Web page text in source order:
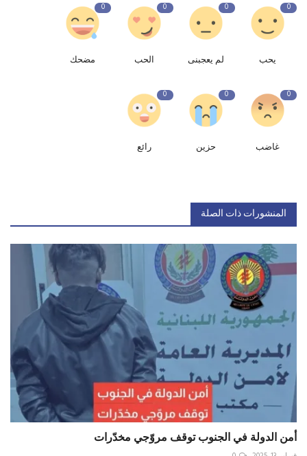
0
يحب
0
لم يعجبنى
0
الحب
0
مضحك
0
غاضب
0
حزين
0
رائع
المنشورات ذات الصلة
أمن الدولة في الجنوب توقف مروّجي مخدّرات